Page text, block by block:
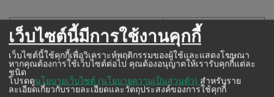
Slider Ads on WiSE Digital Top
page
Can put a banner in the slider ofTop page of
wisebk.com
50,000B／Month
※VAT or taxes are excluded
Slider Ads on Thai Local News
เว็บไซต์นี้มีการใช้งานคุกกี้
เว็บไซต์นี้ใช้คุกกี้เพื่อวิเคราะห์พฤติกรรมของผู้ใช้และแสดงโฆษณา
หากคุณต้องการใช้เว็บไซต์ต่อไป คุณต้องอนุญาตให้เรารับคุกกี้แต่ละ
ชนิด
โปรดดูนโยบายเว็บไซต์ (นโยบายความเป็นส่วนตัว) สำหรับราย
ละเอียดเกี่ยวกับรายละเอียดและวัตถุประสงค์ของการใช้คุกกี้